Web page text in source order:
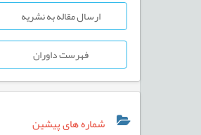
ارسال مقاله به نشریه
فهرست داوران
شماره های پیشین